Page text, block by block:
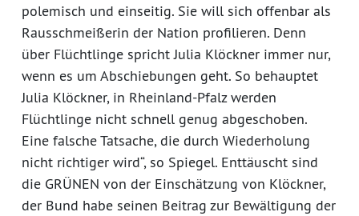
polemisch und einseitig. Sie will sich offenbar als
Rausschmeißerin der Nation profilieren. Denn
über Flüchtlinge spricht Julia Klöckner immer nur,
wenn es um Abschiebungen geht. So behauptet
Julia Klöckner, in Rheinland-Pfalz werden
Flüchtlinge nicht schnell genug abgeschoben.
Eine falsche Tatsache, die durch Wiederholung
nicht richtiger wird“, so Spiegel. Enttäuscht sind
die GRÜNEN von der Einschätzung von Klöckner,
der Bund habe seinen Beitrag zur Bewältigung der